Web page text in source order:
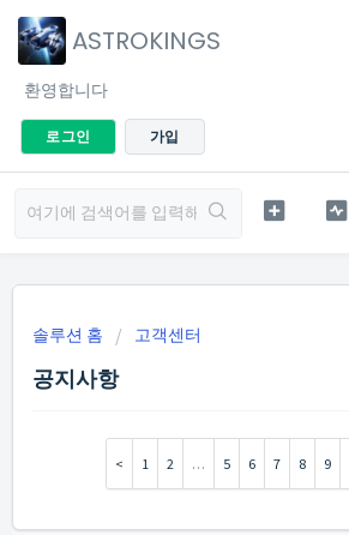
ASTROKINGS
환영합니다
로그인 가입
솔루션 홈 고객센터
공지사항
1 2 … 5 6 7 8 9